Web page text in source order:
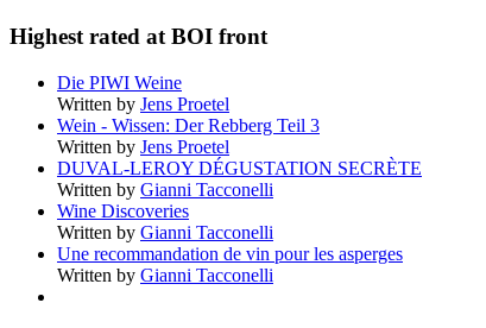
Highest rated at BOI front
Die PIWI Weine
Written by Jens Proetel
Wein - Wissen: Der Rebberg Teil 3
Written by Jens Proetel
DUVAL-LEROY DÉGUSTATION SECRÈTE
Written by Gianni Tacconelli
Wine Discoveries
Written by Gianni Tacconelli
Une recommandation de vin pour les asperges
Written by Gianni Tacconelli